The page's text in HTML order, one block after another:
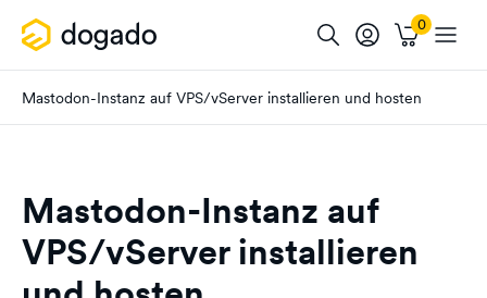
Mastodon-Instanz auf VPS/vServer installieren und hosten
Mastodon-Instanz auf
VPS/vServer installieren